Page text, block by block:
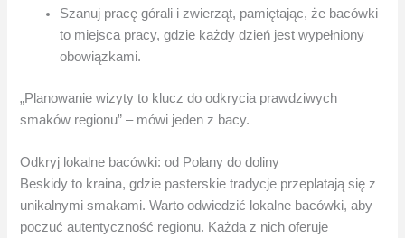
Szanuj pracę górali i zwierząt, pamiętając, że bacówki
to miejsca pracy, gdzie każdy dzień jest wypełniony
obowiązkami.
„Planowanie wizyty to klucz do odkrycia prawdziwych
smaków regionu” – mówi jeden z bacy.
Odkryj lokalne bacówki: od Polany do doliny
Beskidy to kraina, gdzie pasterskie tradycje przeplatają się z
unikalnymi smakami. Warto odwiedzić lokalne bacówki, aby
poczuć autentyczność regionu. Każda z nich oferuje